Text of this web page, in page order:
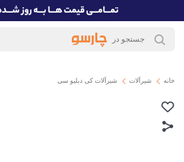
خانه شیرآلات شیرآلات کی دبلیو سی